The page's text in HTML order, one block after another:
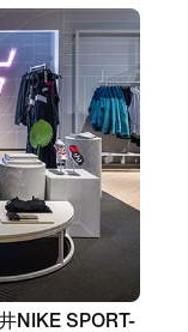
NIKE SPORT-